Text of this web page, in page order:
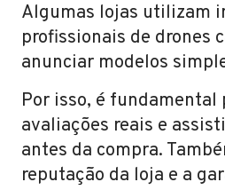
Algumas lojas utilizam
profissionais de drones
anunciar modelos
Por isso, é fundamental
avaliações reais e
antes da compra.
reputação da loja e a